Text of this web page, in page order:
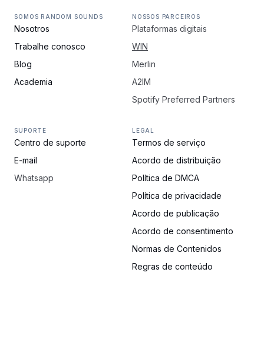
SOMOS RANDOM SOUNDS
Nosotros
Trabalhe conosco
Blog
Academia
NOSSOS PARCEIROS
Plataformas digitais
WIN
Merlin
A2IM
Spotify Preferred Partners
SUPORTE
Centro de suporte
E-mail
Whatsapp
LEGAL
Termos de serviço
Acordo de distribuição
Política de DMCA
Política de privacidade
Acordo de publicação
Acordo de consentimento
Normas de Contenidos
Regras de conteúdo